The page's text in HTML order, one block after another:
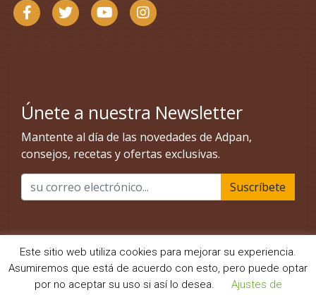
Este sitio web utiliza cookies para mejorar su experiencia.
Asumiremos que está de acuerdo con esto, pero puede optar
por no aceptar su uso si así lo desea.
Ajustes de